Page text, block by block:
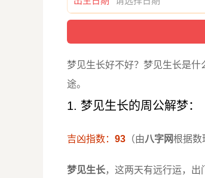
梦见生长好不好？梦见生长是
途。
1. 梦见生长的周公解梦：
吉凶指数： 93 （由八字网根据数
梦见生长，这两天有远行运，